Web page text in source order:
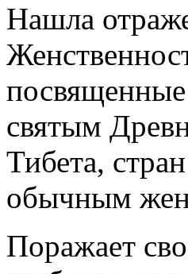
Нашла
святым
Тибета,
обычным
Поражает